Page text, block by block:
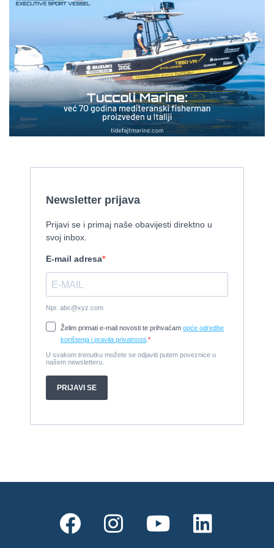
2008, 27 x 7,50 m, Iveco Aifo 331 kW
Cijena:
Gulet Kadena
2000, 32 x 8 m, Cummins
Pirelli 770 EFB
2010, 8,46 x 3,12 m, Mercruiser 235,4 kw
35.000 EUR
2015, 27 x 7 m, Iveco aifo x 2
Izletnički brod - 94 osobe
Cijena:370.000 EUR
Tender Williams 325 TurboJet - sniženo!
2008, 325 x 1.7 m, weber 750
Damor 900 FURIA - EXTRA OPREMA - PRILIKA - SNIŽENA
CIJENA
2008, 8,98 x 3 m, Yanmar 200kW - unutranji, diesel
Cijena:65.000 EUR
Prodajem jedrilicu ELAN 31 S
Cijena:27.000 EUR
1998, 19 x 5 m, Volvo penta 306ks
M/B San snova
2008, 27 x 6.5 m, Volvo penta 350 KS